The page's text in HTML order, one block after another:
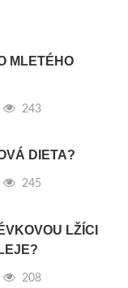
MLETÉHO
243
DIETA?
245
LŽÍCI
208